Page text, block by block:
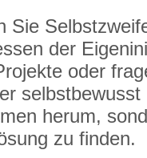
Sie
der
oder
herum,
zu finden.